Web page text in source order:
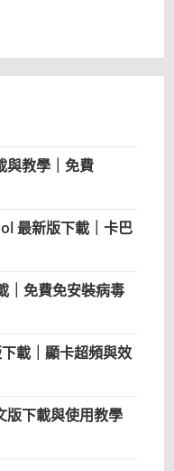
與教學｜免費
最新版下載｜卡巴
｜免費免安裝病毒
載｜顯卡超頻與效
版下載與使用教學